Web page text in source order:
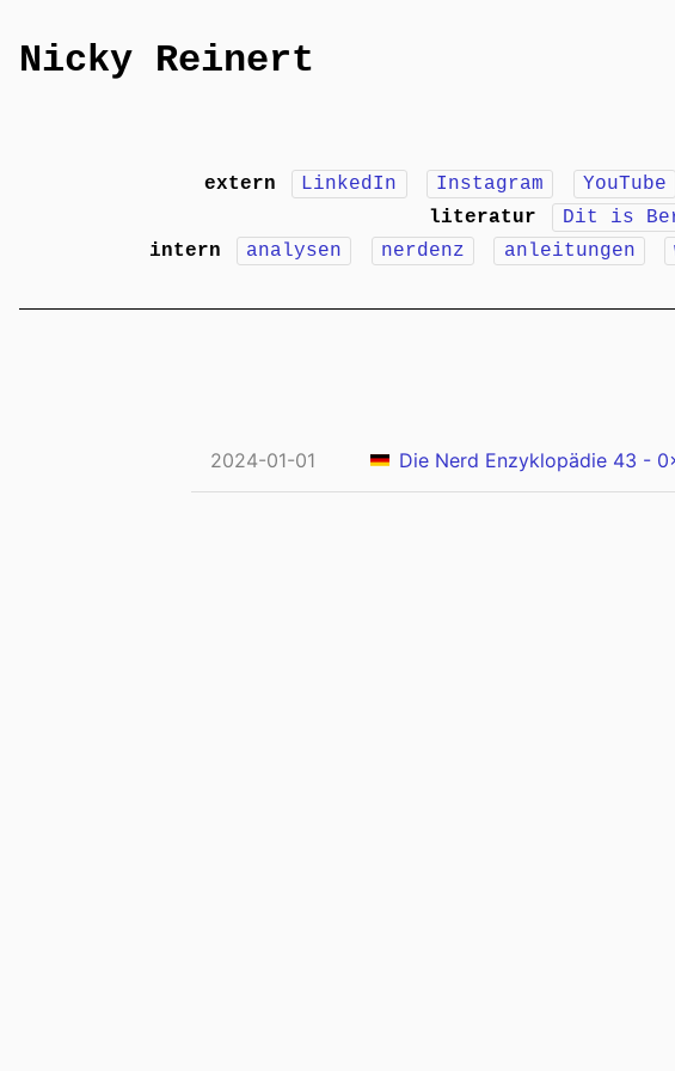
Nicky Reinert
extern LinkedIn Instagram YouTube
literatur
Dit is
intern
analysen nerdenz anleitungen
2024-01-01 Die Nerd Enzyklopädie 43 -